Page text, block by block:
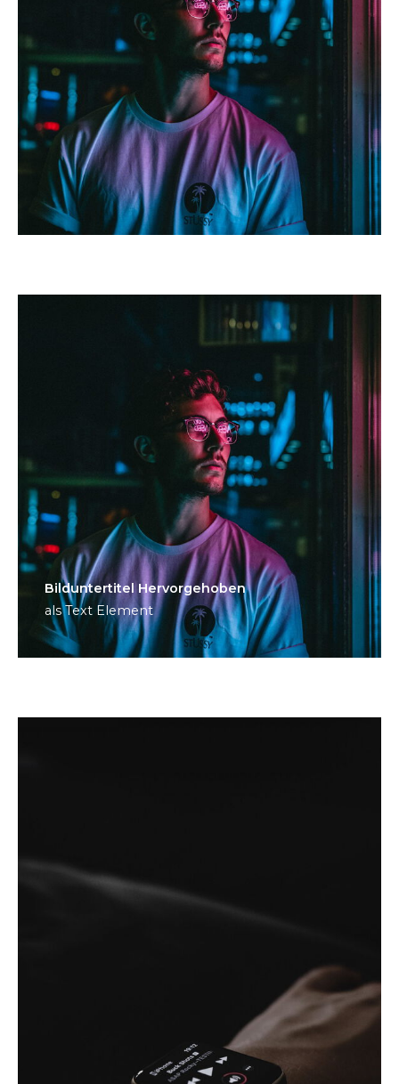
Bild­unter­titel Hervorgehoben
als Text Element